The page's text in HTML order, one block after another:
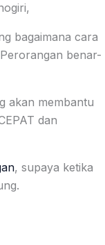
bagaimana cara
benar-
akan membantu
dan
, supaya ketika